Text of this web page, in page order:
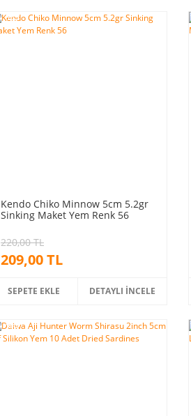
%5
Kendo Chiko Minnow 5cm 5.2gr
Sinking Maket Yem Renk 56
209,00 TL
220,00 TL
SEPETE EKLE DETAYLI İNCELE
%5